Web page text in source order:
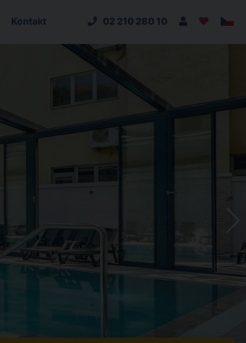
Kontakt 02 210 280 10